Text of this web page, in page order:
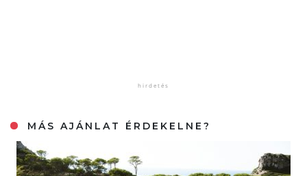
MÁS AJÁNLAT ÉRDEKELNE?